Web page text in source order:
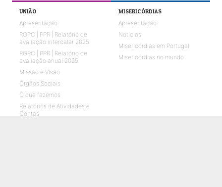
UNIÃO
Apresentação
RGPC | PPR | Relatório de
avaliação intercalar 2025
RGPC | PPR | Relatório de
avaliação anual 2025
Missão e Visão
Órgãos Sociais
O que fazemos
Relatórios de Atividades e
Contas
MISERICÓRDIAS
Apresentação
Notícias
Misericórdias em Portugal
Misericórdias no mundo